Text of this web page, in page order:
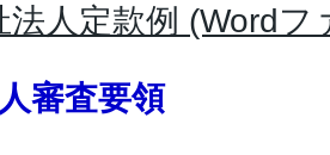
法人定款例 (Wordフ
審査要領